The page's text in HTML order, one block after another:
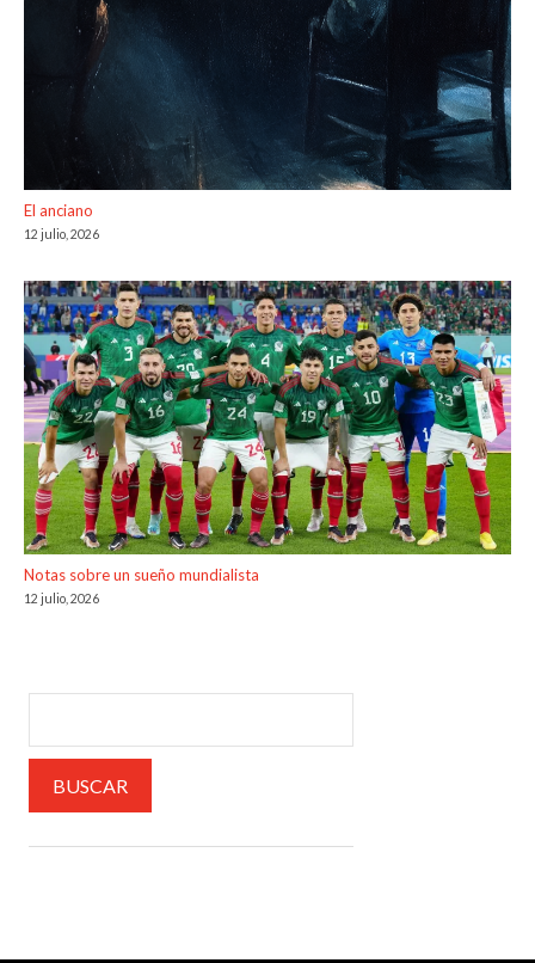
El anciano
12 julio, 2026
Notas sobre un sueño mundialista
12 julio, 2026